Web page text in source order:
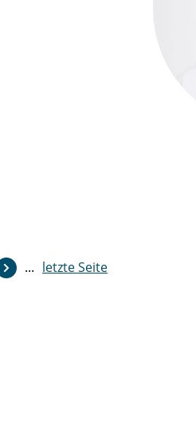
... letzte Seite